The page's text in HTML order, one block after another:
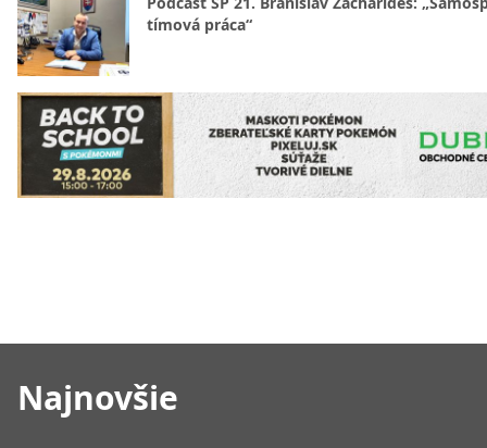
Najnovšie
tímová práca“